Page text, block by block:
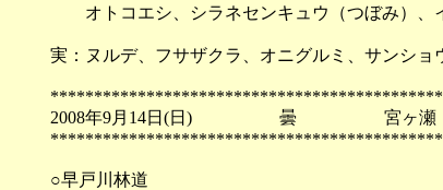
オトコエシ、シラネセンキュウ（つぼみ）、
実：ヌルデ、フサザクラ、オニグルミ、サンショ
2008年9月14日(日) 曇 宮ヶ瀬
○早戸川林道